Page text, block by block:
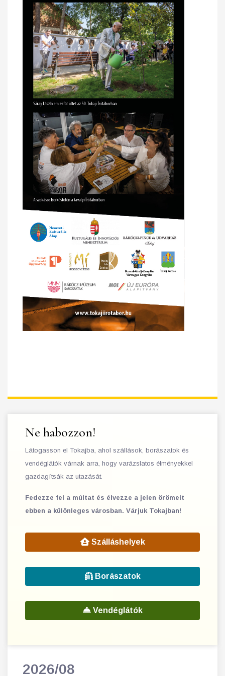
Ne habozzon!
Látogasson el Tokajba, ahol szállások, borászatok és
vendéglátók várnak arra, hogy varázslatos élményekkel
gazdagítsák az utazását.
Fedezze fel a múltat és élvezze a jelen örömeit
ebben a különleges városban. Várjuk Tokajban!
Szálláshelyek
Borászatok
Vendéglátók
2026/08